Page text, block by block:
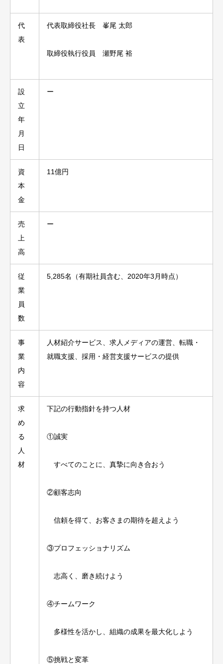
代
表
代表取締役社長 峯尾 太郎
取締役執行役員 瀬野尾 裕
設
立
年
月
日
ー
資
本
金
11億円
売
上
高
ー
従
業
員
数
5,285名（有期社員含む、2020年3月時点）
事
業
内
容
人材紹介サービス、求人メディアの運営、転職・
就職支援、採用・経営支援サービスの提供
求
め
る
人
材
下記の行動指針を持つ人材
①誠実
すべてのことに、真摯に向き合おう
②顧客志向
信頼を得て、お客さまの期待を超えよう
③プロフェッショナリズム
志高く、磨き続けよう
④チームワーク
多様性を活かし、組織の成果を最大化しよう
⑤挑戦と変革